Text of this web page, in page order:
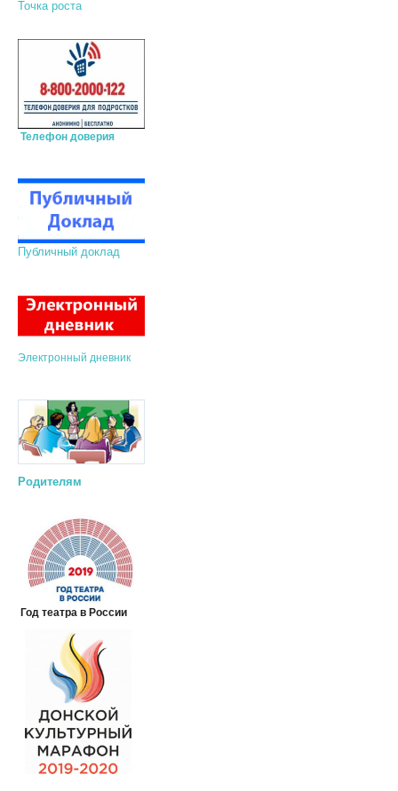
Точка роста
Телефон доверия
Публичный доклад
Электронный дневник
Родителям
Год театра в России